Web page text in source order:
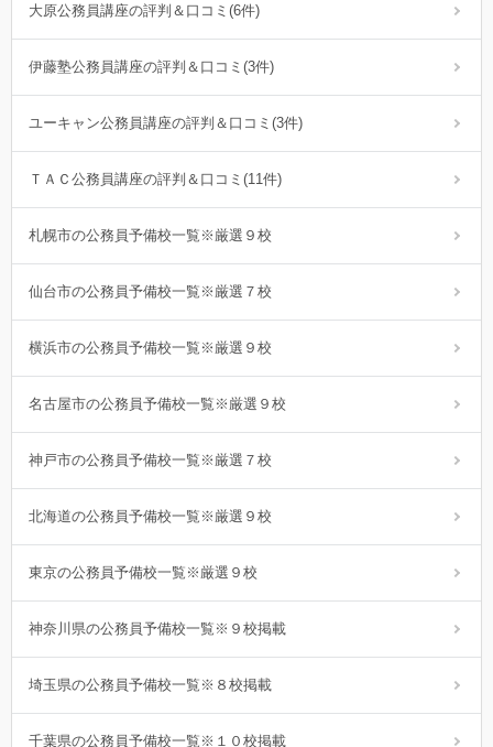
大原公務員講座の評判＆口コミ(6件)
伊藤塾公務員講座の評判＆口コミ(3件)
ユーキャン公務員講座の評判＆口コミ(3件)
ＴＡＣ公務員講座の評判＆口コミ(11件)
札幌市の公務員予備校一覧※厳選９校
仙台市の公務員予備校一覧※厳選７校
横浜市の公務員予備校一覧※厳選９校
名古屋市の公務員予備校一覧※厳選９校
神戸市の公務員予備校一覧※厳選７校
北海道の公務員予備校一覧※厳選９校
東京の公務員予備校一覧※厳選９校
神奈川県の公務員予備校一覧※９校掲載
埼玉県の公務員予備校一覧※８校掲載
千葉県の公務員予備校一覧※１０校掲載